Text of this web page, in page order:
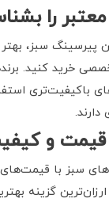
پیرسینگ سبز،
خرید کنید.
باکیفیت‌تری
سبز با
گزینه